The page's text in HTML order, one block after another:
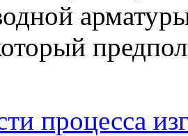
процесса